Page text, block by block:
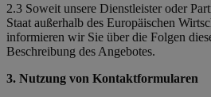
2.3 Soweit unsere Dienstleister oder
Staat außerhalb des Europäischen
informieren wir Sie über die Folgen
Beschreibung des Angebotes.
3. Nutzung von Kontaktformularen